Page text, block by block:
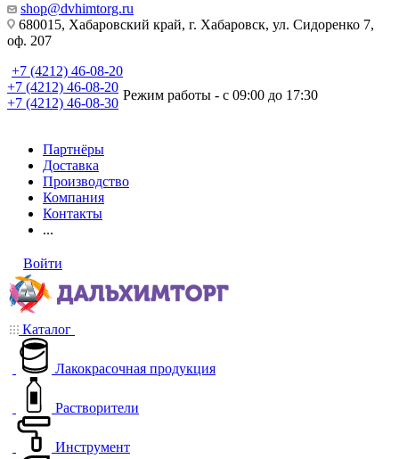
shop@dvhimtorg.ru
680015, Хабаровский край, г. Хабаровск, ул. Сидоренко 7,
оф. 207
+7 (4212) 46-08-20
+7 (4212) 46-08-20
+7 (4212) 46-08-30
Режим работы - с 09:00 до 17:30
Партнёры
Доставка
Производство
Компания
Контакты
...
Войти
Каталог
Лакокрасочная продукция
Растворители
Инструмент